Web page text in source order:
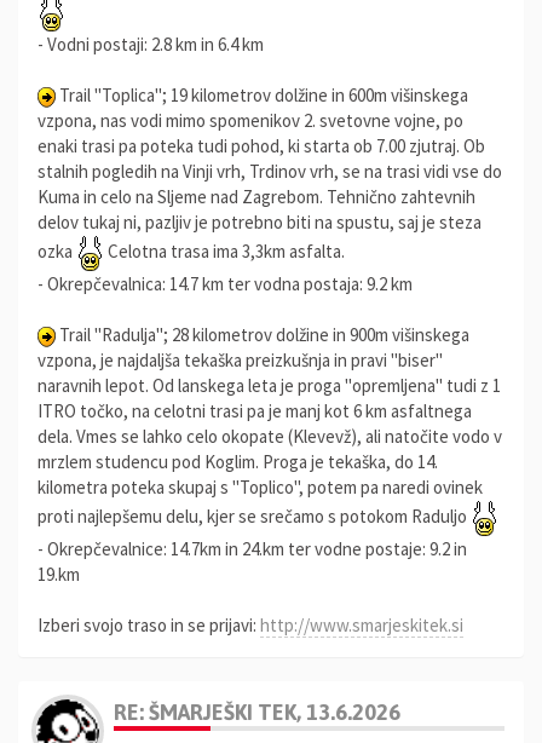
- Vodni postaji: 2.8 km in 6.4 km
Trail "Toplica"; 19 kilometrov dolžine in 600m višinskega
vzpona, nas vodi mimo spomenikov 2. svetovne vojne, po
enaki trasi pa poteka tudi pohod, ki starta ob 7.00 zjutraj. Ob
stalnih pogledih na Vinji vrh, Trdinov vrh, se na trasi vidi vse do
Kuma in celo na Sljeme nad Zagrebom. Tehnično zahtevnih
delov tukaj ni, pazljiv je potrebno biti na spustu, saj je steza
ozka
Celotna trasa ima 3,3km asfalta.
- Okrepčevalnica: 14.7 km ter vodna postaja: 9.2 km
Trail "Radulja"; 28 kilometrov dolžine in 900m višinskega
vzpona, je najdaljša tekaška preizkušnja in pravi "biser"
naravnih lepot. Od lanskega leta je proga "opremljena" tudi z 1
ITRO točko, na celotni trasi pa je manj kot 6 km asfaltnega
dela. Vmes se lahko celo okopate (Klevevž), ali natočite vodo v
mrzlem studencu pod Koglim. Proga je tekaška, do 14.
kilometra poteka skupaj s "Toplico", potem pa naredi ovinek
proti najlepšemu delu, kjer se srečamo s potokom Raduljo
- Okrepčevalnice: 14.7km in 24.km ter vodne postaje: 9.2 in
19.km
Izberi svojo traso in se prijavi: http://www.smarjeskitek.si
RE: ŠMARJEŠKI TEK, 13.6.2026